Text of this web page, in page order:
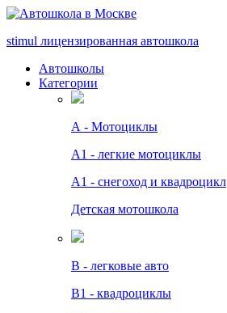
stimul лицензированная автошкола
Автошколы
Категории
А - Мотоциклы
A1 - легкие мотоциклы
A1 - снегоход и квадроцикл
Детская мотошкола
B - легковые авто
В1 - квадроциклы